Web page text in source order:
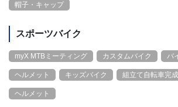
帽子・キャップ
スポーツバイク
myX MTBミーティング カスタムバイク バ
ヘルメット キッズバイク 組立て自転車完
ヘルメット